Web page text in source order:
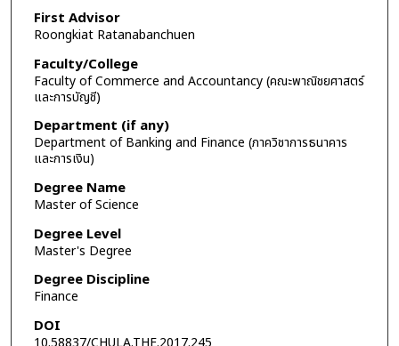
First Advisor
Roongkiat Ratanabanchuen
Faculty/College
Faculty of Commerce and Accountancy (คณะพาณิชยศาสตร์
และการบัญชี)
Department (if any)
Department of Banking and Finance (ภาควิชาการธนาคาร
และการเงิน)
Degree Name
Master of Science
Degree Level
Master's Degree
Degree Discipline
Finance
DOI